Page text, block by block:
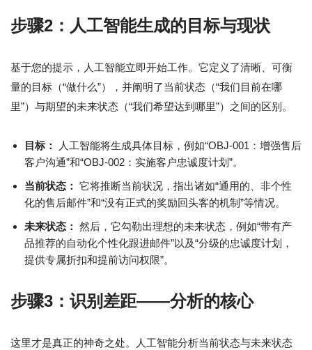
步骤2：人工智能生成的目标与现状
基于您的提示，人工智能立即开始工作。它定义了清晰、可衡
量的目标（“做什么”），并阐明了当前状态（“我们目前在哪
里”）与期望的未来状态（“我们希望达到哪里”）之间的区别。
目标：
人工智能将生成具体目标，例如“OBJ-001：增强售后
客户沟通”和“OBJ-002：实施客户忠诚度计划”。
当前状态： 它将推断当前状况，指出诸如“通用的、非个性
化的售后邮件”和“没有正式的奖励回头客的机制”等情况。
未来状态： 然后，它勾勒出理想的未来状态，例如“带有产
品推荐的自动化个性化跟进邮件”以及“分级的忠诚度计划，
提供专属折扣和提前访问权限”。
步骤3：识别差距——分析的核心
这里才是真正的神奇之处。人工智能分析当前状态与未来状态